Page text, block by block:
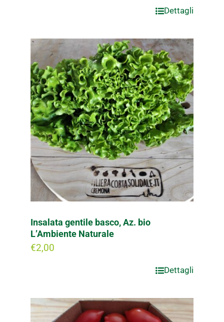
Dettagli
Insalata gentile basco, Az. bio
L’Ambiente Naturale
€2,00
Dettagli